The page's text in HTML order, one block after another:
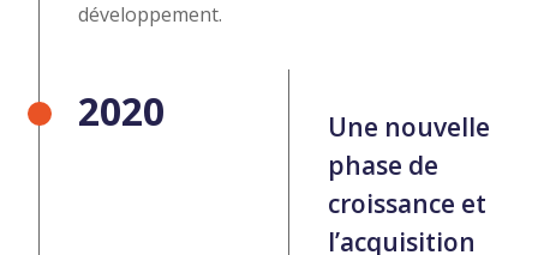
développement.
2020
Une nouvelle
phase de
croissance et
l’acquisition